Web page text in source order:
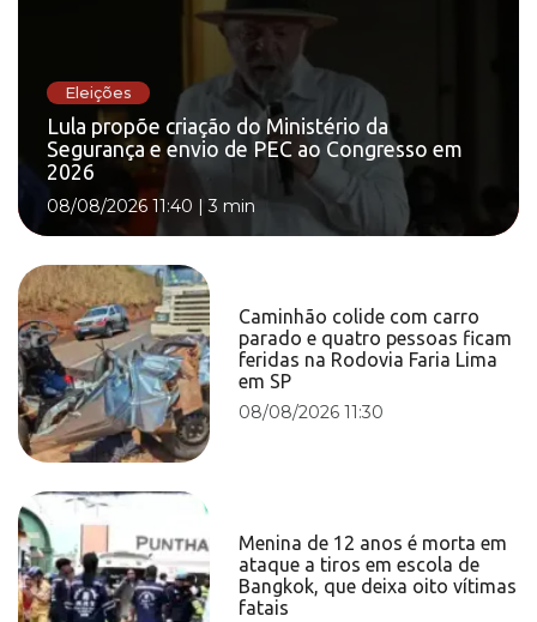
Eleições
Lula propõe criação do Ministério da
Segurança e envio de PEC ao Congresso em
2026
08/08/2026 11:40 |3 min
Caminhão colide com carro
parado e quatro pessoas ficam
feridas na Rodovia Faria Lima
em SP
08/08/2026 11:30
Menina de 12 anos é morta em
ataque a tiros em escola de
Bangkok, que deixa oito vítimas
fatais